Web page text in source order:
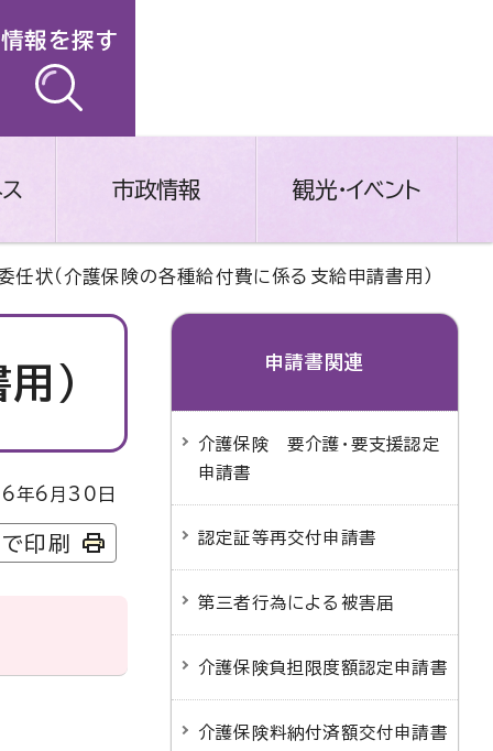
情報を探す
市政情報 観光・イベント
状（介護保険の各種給付費に係る支給申請書用）
）
6月30日
印刷
申請書関連
介護保険 要介護・要支援認定
申請書
認定証等再交付申請書
第三者行為による被害届
介護保険負担限度額認定申請書
介護保険料納付済額交付申請書